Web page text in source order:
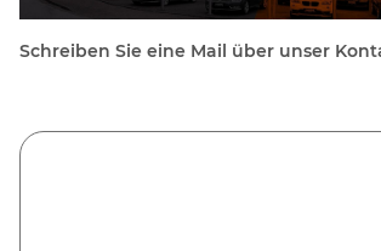
Schreiben Sie eine Mail über unser